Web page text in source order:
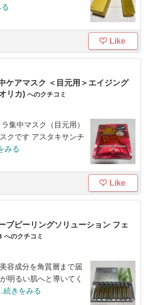
Like
ケアマスク ＜目元用＞エイジング
リカ) へのクチコミ
集中マスク（目元用）
クです アスタキサンチ
みる
Like
ブピーリングソリューション フェ
へのクチコミ
容成分を角質層まで届
明るい肌へと導いてく
きをみる